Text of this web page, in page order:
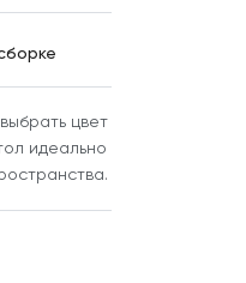
цвет
идеально